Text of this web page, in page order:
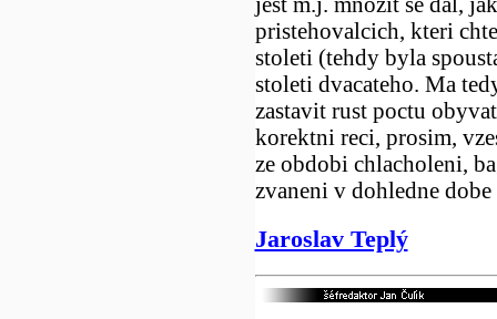
pristehovalcich, kteri
stoleti (tehdy byla
stoleti dvacateho. Ma
zastavit rust poctu
korektni reci, prosim,
ze obdobi chlacholeni,
zvaneni v dohledne
Jaroslav Teplý